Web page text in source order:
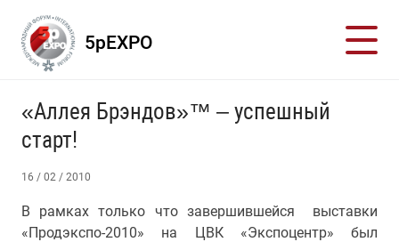
5pEXPO
«Аллея Брэндов»™ – успешный
старт!
16 / 02 / 2010
В рамках только что завершившейся выставки
«Продэкспо-2010» на ЦВК «Экспоцентр» был